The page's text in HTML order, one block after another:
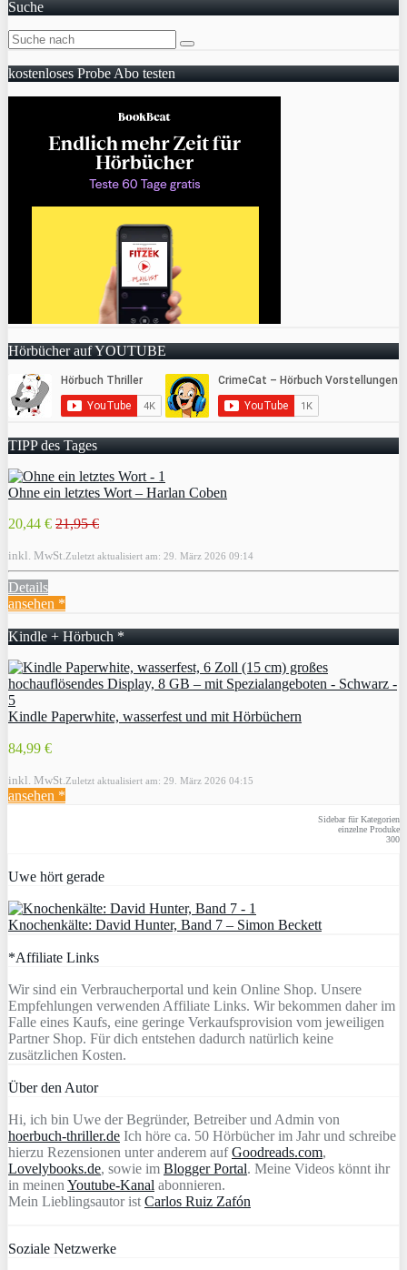
Suche
kostenloses Probe Abo testen
Hörbücher auf YOUTUBE
TIPP des Tages
Ohne ein letztes Wort – Harlan Coben
20,44 € 21,95 €
inkl. MwSt. Zuletzt aktualisiert am: 29. März 2026 09:14
Details
ansehen *
Kindle + Hörbuch *
Kindle Paperwhite, wasserfest und mit Hörbüchern
84,99 €
inkl. MwSt. Zuletzt aktualisiert am: 29. März 2026 04:15
ansehen *
Sidebar für Kategorien
einzelne Produke
300
Uwe hört gerade
Knochenkälte: David Hunter, Band 7 – Simon Beckett
*Affiliate Links
Wir sind ein Verbraucherportal und kein Online Shop. Unsere
Empfehlungen verwenden Affiliate Links. Wir bekommen daher im
Falle eines Kaufs, eine geringe Verkaufsprovision vom jeweiligen
Partner Shop. Für dich entstehen dadurch natürlich keine
zusätzlichen Kosten.
Über den Autor
Hi, ich bin Uwe der Begründer, Betreiber und Admin von
hoerbuch-thriller.de Ich höre ca. 50 Hörbücher im Jahr und schreibe
hierzu Rezensionen unter anderem aufGoodreads.com,
Lovelybooks.de, sowie im Blogger Portal. Meine Videos könnt ihr
in meinen Youtube-Kanal abonnieren.
Mein Lieblingsautor ist Carlos Ruiz Zafón
Soziale Netzwerke